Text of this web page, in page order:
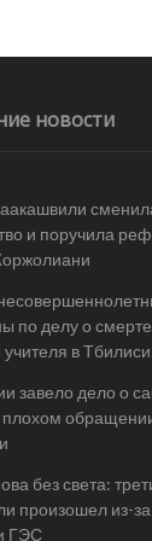
новости
и поручила
по делу о
в Тбилиси
завело дело о
без света:
произошел из-
ГЭС